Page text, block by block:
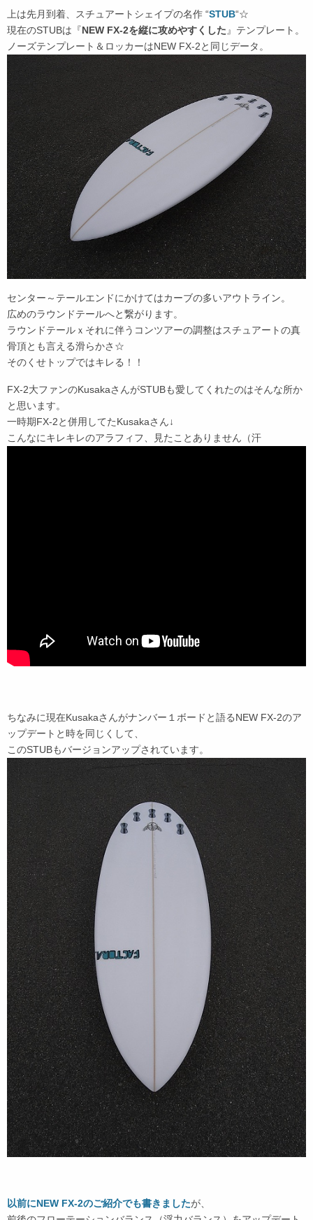
上は先月到着、スチュアートシェイプの名作 “STUB“☆
現在のSTUBは『NEW FX-2を縦に攻めやすくした』テンプレート。
ノーズテンプレート＆ロッカーはNEW FX-2と同じデータ。
センター～テールエンドにかけてはカーブの多いアウトライン。
広めのラウンドテールへと繋がります。
ラウンドテールｘそれに伴うコンツアーの調整はスチュアートの真
骨頂とも言える滑らかさ☆
そのくせトップではキレる！！
FX-2大ファンのKusakaさんがSTUBも愛してくれたのはそんな所か
と思います。
一時期FX-2と併用してたKusakaさん↓
こんなにキレキレのアラフィフ、見たことありません（汗
ちなみに現在Kusakaさんがナンバー１ボードと語るNEW FX-2のア
ップデートと時を同じくして、
このSTUBもバージョンアップされています。
以前にNEW FX-2のご紹介でも書きましたが、